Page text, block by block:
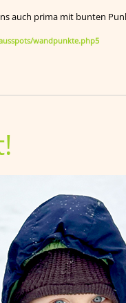
auch prima mit bunten
wandpunkte.php5